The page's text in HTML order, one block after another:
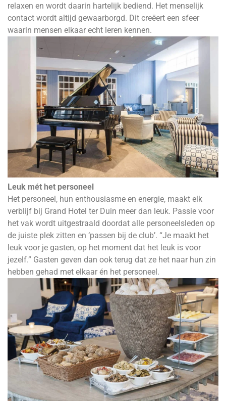
relaxen en wordt daarin hartelijk bediend. Het menselijk
contact wordt altijd gewaarborgd. Dit creëert een sfeer
waarin mensen elkaar echt leren kennen.
Leuk mét het personeel
Het personeel, hun enthousiasme en energie, maakt elk
verblijf bij Grand Hotel ter Duin meer dan leuk. Passie voor
het vak wordt uitgestraald doordat alle personeelsleden op
de juiste plek zitten en ‘passen bij de club’. “Je maakt het
leuk voor je gasten, op het moment dat het leuk is voor
jezelf.” Gasten geven dan ook terug dat ze het naar hun zin
hebben gehad met elkaar én het personeel.